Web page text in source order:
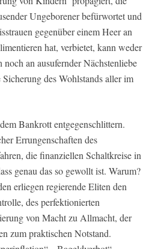
Ungeborener befürwortet und
gegenüber einem Heer an
hat, verbietet, kann weder
an ausufernder Nächstenliebe
des Wohlstands aller im
Bankrott entgegenschlittern.
Errungenschaften des
die finanziellen Schaltkreise in
genau das so gewollt ist. Warum?
erliegen regierende Eliten den
des perfektionierten
von Macht zu Allmacht, der
zum praktischen Notstand.